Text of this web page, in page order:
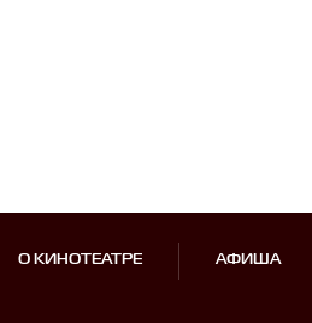
О КИНОТЕАТРЕ АФИША